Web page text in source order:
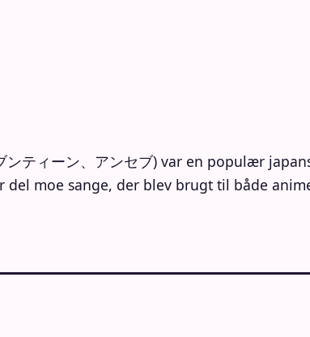
ンティーン、アンセブ) var en populær
del moe sange, der blev brugt til både